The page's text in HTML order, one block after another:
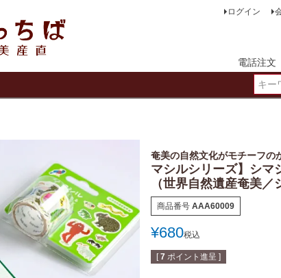
ログイン
電話注文
奄美の自然文化がモチーフの
マシルシリーズ】シマ
（世界自然遺産奄美／
商品番号 AAA60009
¥680税込
[ 7 ポイント進呈 ]